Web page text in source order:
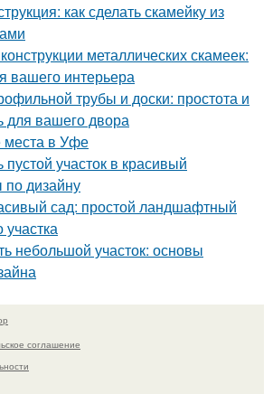
как сделать скамейку из
металлических скамеек:
вашего интерьера
трубы и доски: простота и
для вашего двора
места в Уфе
пустой участок в красивый
дизайну
сад: простой ландшафтный
небольшой участок: основы
соглашение